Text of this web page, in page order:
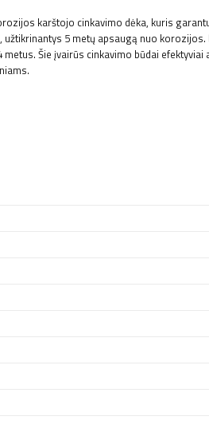
karštojo cinkavimo dėka, kuris
5 metų apsaugą nuo korozijos.
Šie įvairūs cinkavimo būdai efektyviai